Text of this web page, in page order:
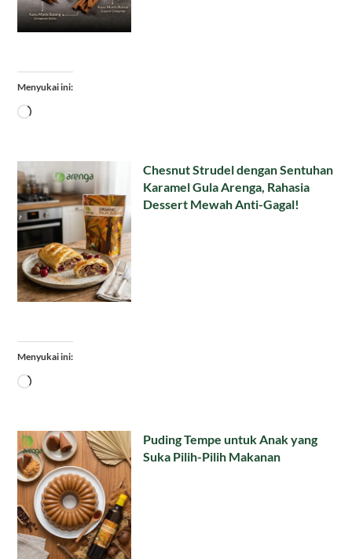
Menyukai ini:
Memuat...
Chesnut Strudel dengan Sentuhan
Karamel Gula Arenga, Rahasia
Dessert Mewah Anti-Gagal!
Menyukai ini:
Memuat...
Puding Tempe untuk Anak yang
Suka Pilih-Pilih Makanan